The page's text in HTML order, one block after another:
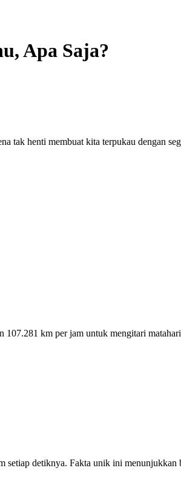
Apa Saja?
tak henti membuat kita terpukau dengan
km per jam untuk mengitari
setiap detiknya. Fakta unik ini